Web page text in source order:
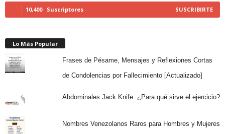
10,400 Suscriptores SUSCRIBIRTE
Lo Más Popular
Frases de Pésame, Mensajes y Reflexiones Cortas
de Condolencias por Fallecimiento [Actualizado]
Abdominales Jack Knife: ¿Para qué sirve el ejercicio?
Nombres Venezolanos Raros para Hombres y Mujeres